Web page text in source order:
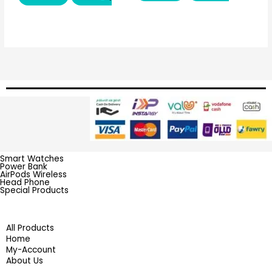
Smart Watches
Power Bank
AirPods Wireless
Head Phone
Special Products
All Products
Home
My-Account
About Us